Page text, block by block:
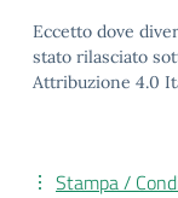
Eccetto dove
stato rilasciato
Attribuzione 4.0
Stampa /